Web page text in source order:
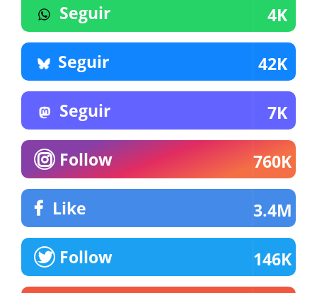
Seguir 4K
Seguir 42K
Seguir 7K
Follow 760K
Like 3.4M
Follow 146K